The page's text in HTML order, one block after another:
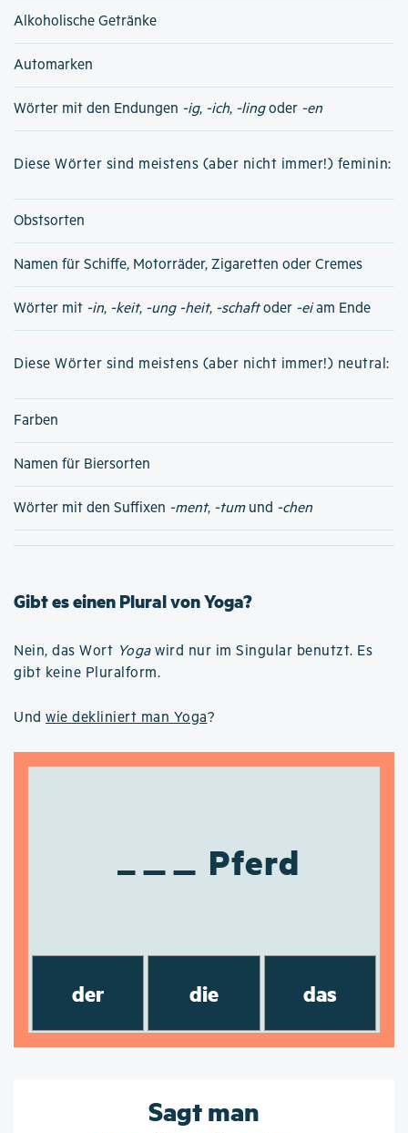
Alkoholische Getränke
Automarken
Wörter mit den Endungen -ig, -ich, -lingoder -en
Diese Wörter sind meistens (aber nicht immer!) feminin:
Obstsorten
Namen für Schiffe, Motorräder, Zigaretten oder Cremes
Wörter mit -in, -keit, -ung -heit, -schaftoder -eiam Ende
Diese Wörter sind meistens (aber nicht immer!) neutral:
Farben
Namen für Biersorten
Wörter mit den Suffixen -ment, -tumund -chen
Gibt es einen Plural von Yoga?
Nein, das Wort Yogawird nur im Singular benutzt. Es
gibt keine Pluralform.
Und wie dekliniert man Yoga?
Pferd
der die das
Sagt man